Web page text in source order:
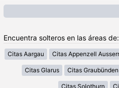
Encuentra solteros en las áreas
Citas Aargau Citas Appenzell
Citas Glarus Citas Graubünden
Citas Solothurn